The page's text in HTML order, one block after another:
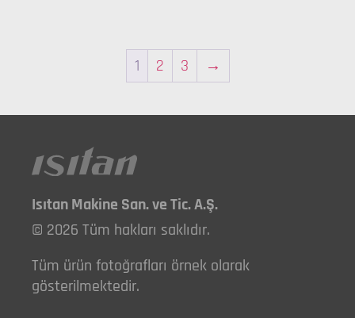
1 2 3 →
Isıtan Makine San. ve Tic. A.Ş.
© 2026 Tüm hakları saklıdır.
Tüm ürün fotoğrafları örnek olarak
gösterilmektedir.